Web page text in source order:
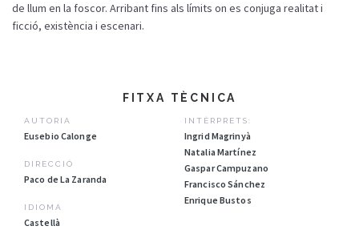
de llum en la foscor. Arribant fins als límits on es conjuga realitat i
ficció, existència i escenari.
FITXA TÈCNICA
AUTORIA
Eusebio Calonge
DIRECCIÓ
Paco de La Zaranda
IDIOMA
Castellà
INTÈRPRETS:
Ingrid Magrinyà
Natalia Martínez
Gaspar Campuzano
Francisco Sánchez
Enrique Bustos